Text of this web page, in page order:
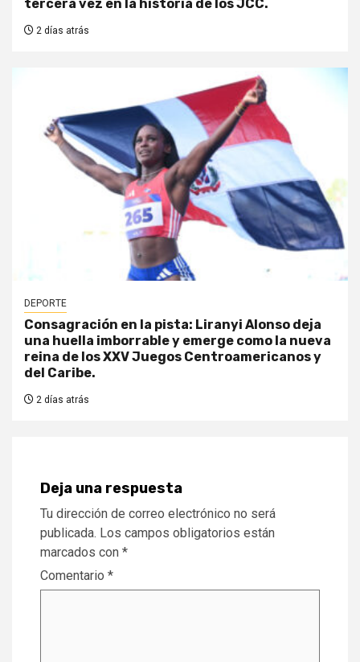
tercera vez en la historia de los JCC.
2 días atrás
DEPORTE
Consagración en la pista: Liranyi Alonso deja
una huella imborrable y emerge como la nueva
reina de los XXV Juegos Centroamericanos y
del Caribe.
2 días atrás
Deja una respuesta
Tu dirección de correo electrónico no será
publicada. Los campos obligatorios están
marcados con *
Comentario *